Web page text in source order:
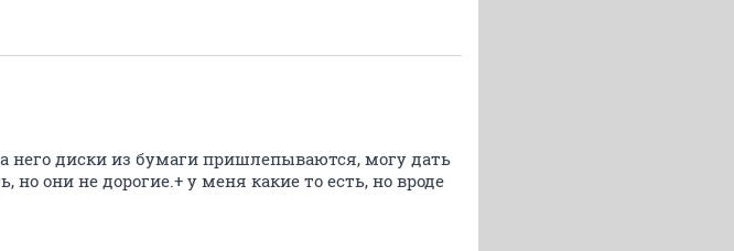
диски из бумаги пришлепываются, могу дать
они не дорогие.+ у меня какие то есть, но вроде